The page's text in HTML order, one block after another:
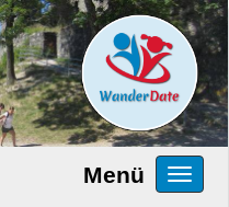
Menü